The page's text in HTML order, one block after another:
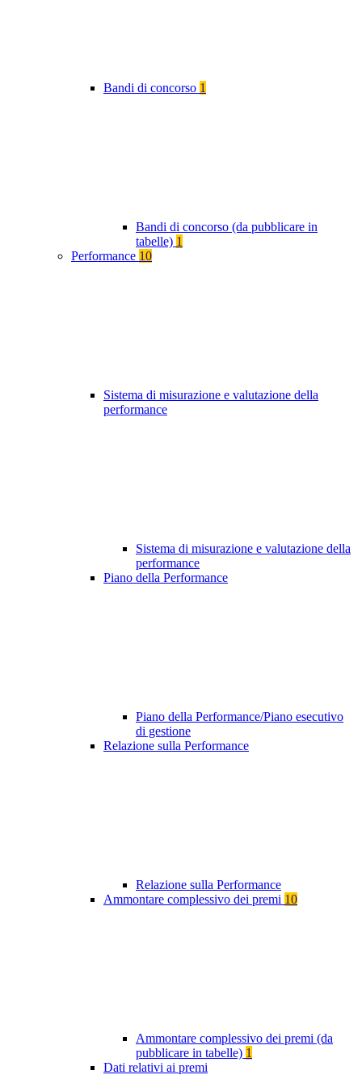
Bandi di concorso 1
Bandi di concorso (da pubblicare in
tabelle) 1
Performance 10
Sistema di misurazione e valutazione della
performance
Sistema di misurazione e valutazione della
performance
Piano della Performance
Piano della Performance/Piano esecutivo
di gestione
Relazione sulla Performance
Relazione sulla Performance
Ammontare complessivo dei premi 10
Ammontare complessivo dei premi (da
pubblicare in tabelle) 1
Dati relativi ai premi